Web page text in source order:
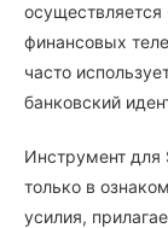
финансовых
часто
банковский
Инструмент для
только в
усилия,